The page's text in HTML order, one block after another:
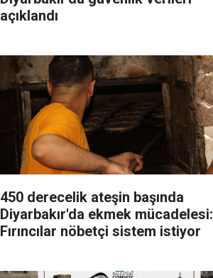
açıklandı
450 derecelik ateşin başında
Diyarbakır'da ekmek mücadelesi:
Fırıncılar nöbetçi sistem istiyor